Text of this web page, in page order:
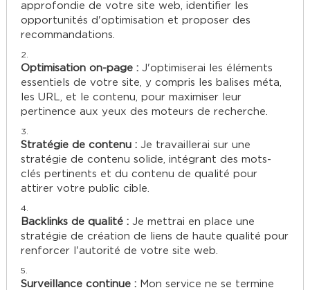
approfondie de votre site web, identifier les
opportunités d'optimisation et proposer des
recommandations.
Optimisation on-page :J'optimiserai les éléments
essentiels de votre site, y compris les balises méta,
les URL, et le contenu, pour maximiser leur
pertinence aux yeux des moteurs de recherche.
Stratégie de contenu :Je travaillerai sur une
stratégie de contenu solide, intégrant des mots-
clés pertinents et du contenu de qualité pour
attirer votre public cible.
Backlinks de qualité :Je mettrai en place une
stratégie de création de liens de haute qualité pour
renforcer l'autorité de votre site web.
Surveillance continue :Mon service ne se termine